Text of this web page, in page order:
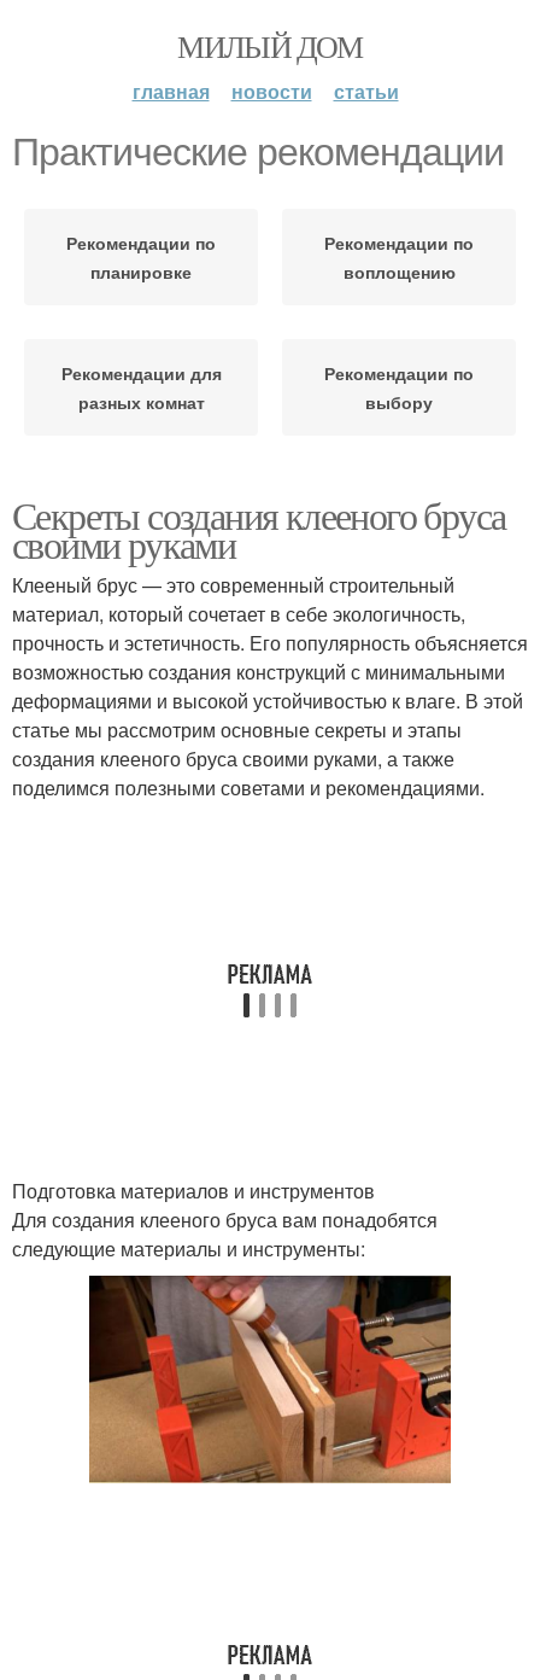
МИЛЫЙ ДОМ
главная новости статьи
Практические рекомендации
Рекомендации по
планировке
Рекомендации по
воплощению
Рекомендации для
разных комнат
Рекомендации по
выбору
Секреты создания клееного бруса
своими руками
Клееный брус — это современный строительный
материал, который сочетает в себе экологичность,
прочность и эстетичность. Его популярность объясняется
возможностью создания конструкций с минимальными
деформациями и высокой устойчивостью к влаге. В этой
статье мы рассмотрим основные секреты и этапы
создания клееного бруса своими руками, а также
поделимся полезными советами и рекомендациями.
Подготовка материалов и инструментов
Для создания клееного бруса вам понадобятся
следующие материалы и инструменты: